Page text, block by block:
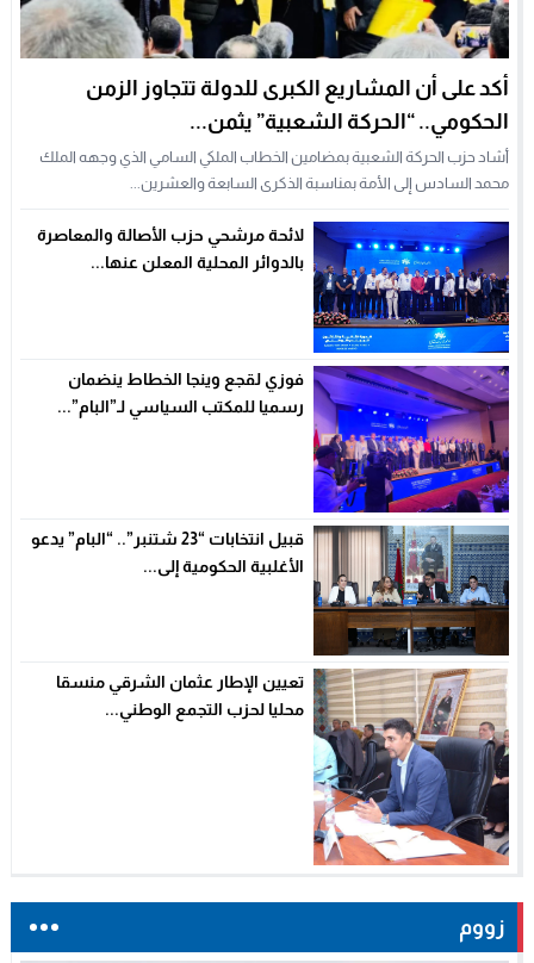
أكد على أن المشاريع الكبرى للدولة تتجاوز الزمن
الحكومي.. “الحركة الشعبية” يثمن...
أشاد حزب الحركة الشعبية بمضامين الخطاب الملكي السامي الذي وجهه الملك
محمد السادس إلى الأمة بمناسبة الذكرى السابعة والعشرين...
لائحة مرشحي حزب الأصالة والمعاصرة
بالدوائر المحلية المعلن عنها...
فوزي لقجع وينجا الخطاط ينضمان
رسميا للمكتب السياسي لـ”البام”...
قبيل انتخابات “23 شتنبر”.. “البام” يدعو
الأغلبية الحكومية إلى...
تعيين الإطار عثمان الشرقي منسقا
محليا لحزب التجمع الوطني...
زووم